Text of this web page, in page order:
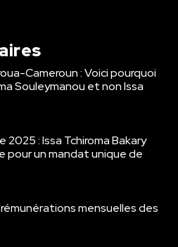
Cameroun : Voici pourquoi
Souleymanou et non Issa
: Issa Tchiroma Bakary
pour un mandat unique de
mensuelles des